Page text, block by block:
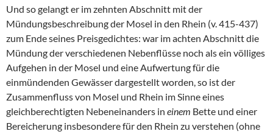
Und so gelangt er im zehnten Abschnitt mit der
Mündungsbeschreibung der Mosel in den Rhein (v. 415-437)
zum Ende seines Preisgedichtes: war im achten Abschnitt die
Mündung der verschiedenen Nebenflüsse noch als ein völliges
Aufgehen in der Mosel und eine Aufwertung für die
einmündenden Gewässer dargestellt worden, so ist der
Zusammenfluss von Mosel und Rhein im Sinne eines
gleichberechtigten Nebeneinanders in einem Bette und einer
Bereicherung insbesondere für den Rhein zu verstehen (ohne